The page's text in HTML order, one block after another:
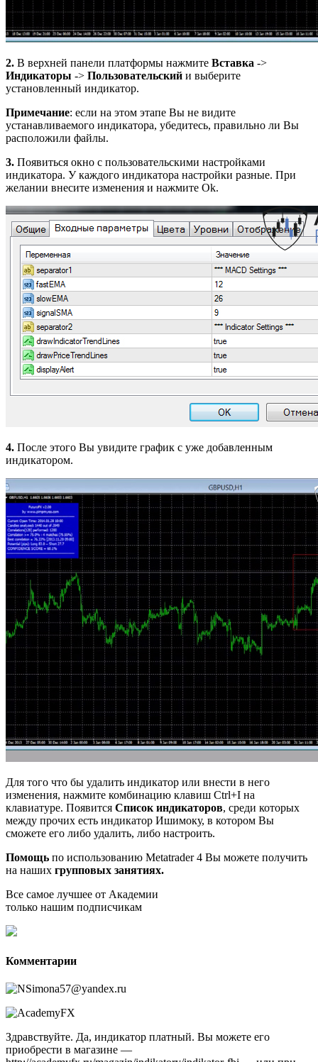
2. В верхней панели платформы нажмите Вставка ->
Индикаторы -> Пользовательский и выберите
установленный индикатор.
Примечание: если на этом этапе Вы не видите
устанавливаемого индикатора, убедитесь, правильно ли Вы
расположили файлы.
3. Появиться окно с пользовательскими настройками
индикатора. У каждого индикатора настройки разные. При
желании внесите изменения и нажмите Ok.
4. После этого Вы увидите график с уже добавленным
индикатором.
Для того что бы удалить индикатор или внести в него
изменения, нажмите комбинацию клавиш Ctrl+I на
клавиатуре. Появится Список индикаторов, среди которых
между прочих есть индикатор Ишимоку, в котором Вы
сможете его либо удалить, либо настроить.
Помощь по использованию Metatrader 4 Вы можете получить
на наших групповых занятиях.
Все самое лучшее от Академии
только нашим подписчикам
Комментарии
Здравствуйте. Да, индикатор платный. Вы можете его
приобрести в магазине —